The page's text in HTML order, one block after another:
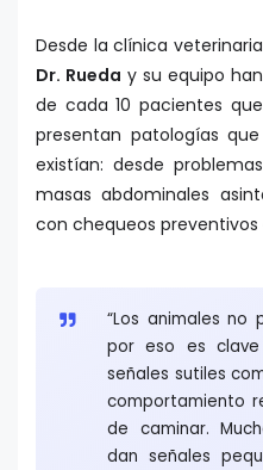
Desde la clínica veterinaria
Dr. Rueda y su equipo
de cada 10 pacientes
presentan patologías
existían: desde
masas abdominales
con chequeos
“Los animales no
por eso es
señales sutiles
comportamiento
de caminar.
dan señales